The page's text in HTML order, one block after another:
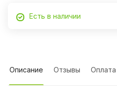
Есть в наличии
Описание Отзывы Оплата